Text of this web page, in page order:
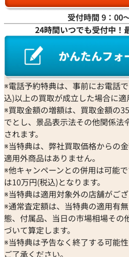
受付時間 9：00
24時間いつでも受付中！
※電話予約特典は、事前にお電話
込)以上の買取が成立した場合に適
※買取金額の増額は、買取金額の
でとし、景品表示法その他関係法
されます。
※当特典は、弊社買取価格からの
適用外商品はありません。
※他キャンペーンとの併用は可能
は10万円(税込)となります。
※当特典は適用対象外の店舗がござ
※通常査定額は、当特典の適用有
態、付属品、当日の市場相場その
づいて算定します。
※当特典は予告なく終了する可能
ご了承ください。